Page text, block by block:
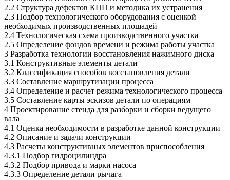
2.2 Структура дефектов КПП и методика их устранения
2.3 Подбор технологического оборудования с оценкой
необходимых производственных площадей
2.4 Технологическая схема производственного участка
2.5 Определение фондов времени и режима работы участка
3 Разработка технологии восстановления нажимного диска
3.1 Конструктивные элементы детали
3.2 Классификация способов восстановления детали
3.3 Составление маршрутизации процесса
3.4 Определение и расчет режима технологического процесса
3.5 Составление карты эскизов детали по операциям
4 Проектирование стенда для разборки и сборки ведущего
вала
4.1 Оценка необходимости в разработке данной конструкции
4.2 Описание и задачи конструкции
4.3 Расчеты конструктивных элементов приспособления
4.3.1 Подбор гидроцилиндра
4.3.2 Подбор привода и марки насоса
4.3.3 Определение детали рычага